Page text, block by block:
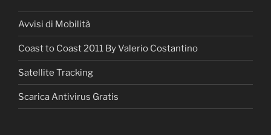
Avvisi di Mobilità
Coast to Coast 2011 By Valerio Costantino
Satellite Tracking
Scarica Antivirus Gratis